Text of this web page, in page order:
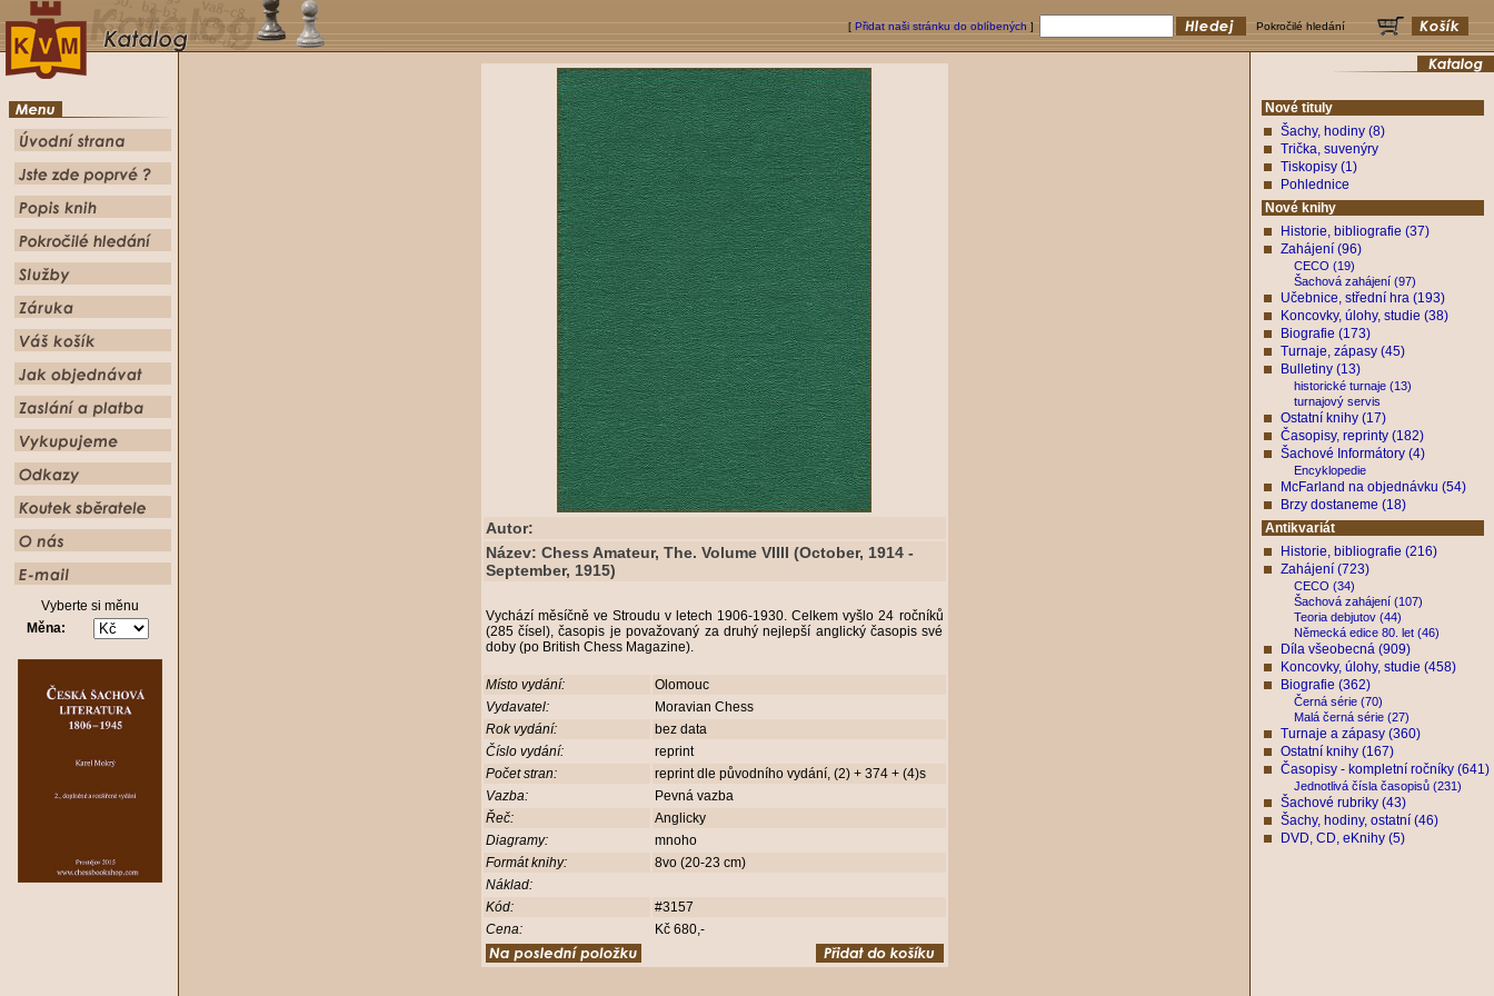
[ Přidat naši stránku do oblíbených ] Pokročilé hledání
Vyberte si měnu
Měna:
Autor:
Název: Chess Amateur, The. Volume VIIII (October, 1914 -
September, 1915)
Vychází měsíčně ve Stroudu v letech 1906-1930. Celkem vyšlo 24 ročníků
(285 čísel), časopis je považovaný za druhý nejlepší anglický časopis své
doby (po British Chess Magazine).
Místo vydání:
Olomouc
Vydavatel:
Moravian Chess
Rok vydání:
bez data
Číslo vydání:
reprint
Počet stran:
reprint dle původního vydání, (2) + 374 + (4)s
Vazba:
Pevná vazba
Řeč:
Anglicky
Diagramy:
mnoho
Formát knihy:
8vo (20-23 cm)
Náklad:
Kód:
#3157
Cena:
Kč 680,-
Nové tituly
Šachy, hodiny (8)
Trička, suvenýry
Tiskopisy (1)
Pohlednice
Nové knihy
Historie, bibliografie (37)
Zahájení (96)
CECO (19)
Šachová zahájení (97)
Učebnice, střední hra (193)
Koncovky, úlohy, studie (38)
Biografie (173)
Turnaje, zápasy (45)
Bulletiny (13)
historické turnaje (13)
turnajový servis
Ostatní knihy (17)
Časopisy, reprinty (182)
Šachové Informátory (4)
Encyklopedie
McFarland na objednávku (54)
Brzy dostaneme (18)
Antikvariát
Historie, bibliografie (216)
Zahájení (723)
CECO (34)
Šachová zahájení (107)
Teoria debjutov (44)
Německá edice 80. let (46)
Díla všeobecná (909)
Koncovky, úlohy, studie (458)
Biografie (362)
Černá série (70)
Malá černá série (27)
Turnaje a zápasy (360)
Ostatní knihy (167)
Časopisy - kompletní ročníky (641)
Jednotlivá čísla časopisů (231)
Šachové rubriky (43)
Šachy, hodiny, ostatní (46)
DVD, CD, eKnihy (5)